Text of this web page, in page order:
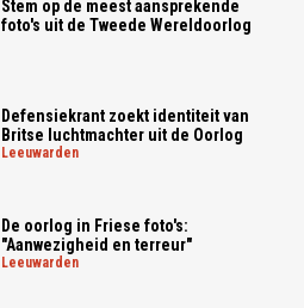
Stem op de meest aansprekende
foto's uit de Tweede Wereldoorlog
Defensiekrant zoekt identiteit van
Britse luchtmachter uit de Oorlog
leeuwarden
De oorlog in Friese foto's:
"Aanwezigheid en terreur"
leeuwarden